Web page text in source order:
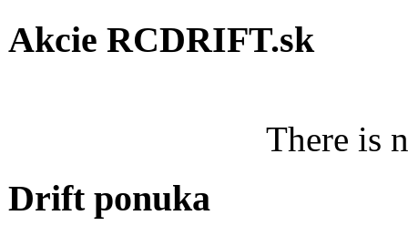
Akcie RCDRIFT.sk
There is
Drift ponuka